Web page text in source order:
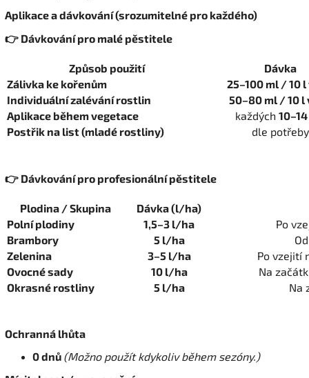
Aplikace a dávkování (srozumitelné pro každého)
👉 Dávkování pro malé pěstitele
Způsob použití
Dávka
Zálivka ke kořenům
25–100 ml / 10
Individuální zalévání rostlin
50–80 ml / 10 l
Aplikace během vegetace
každých
Postřik na list (mladé rostliny)
dle potřeby
👉 Dávkování pro profesionální pěstitele
Plodina / Skupina
Dávka (l/ha)
Polní plodiny
1,5–3 l/ha
Po
Brambory
5 l/ha
Zelenina
3–5 l/ha
Po vzejití
Ovocné sady
10 l/ha
Na
Okrasné rostliny
5 l/ha Na
Ochranná lhůta
0 dnů (Možno použít kdykoliv během sezóny.)